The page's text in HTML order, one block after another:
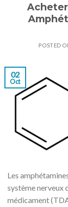
POSTED
02
Oct
Les
système nerveux
médicament